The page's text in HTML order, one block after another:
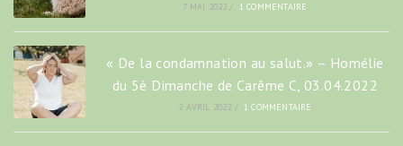
7 MAI 2022 / 1 COMMENTAIRE
« De la condamnation au salut.» – Homélie
du 5è Dimanche de Carême C, 03.04.2022
2 AVRIL 2022 / 1 COMMENTAIRE